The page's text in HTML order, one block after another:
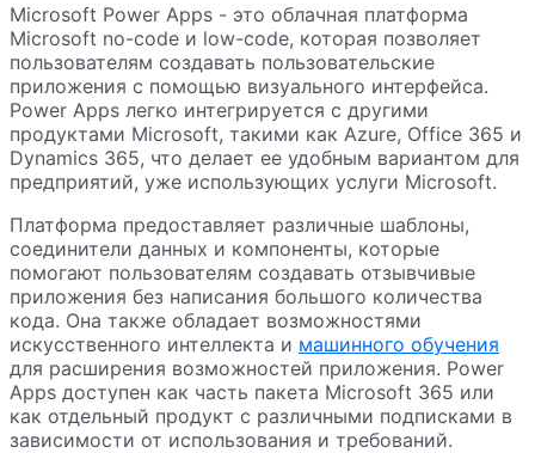
Microsoft Power Apps - это облачная платформа
Microsoft no-code и low-code, которая позволяет
пользователям создавать пользовательские
приложения с помощью визуального интерфейса.
Power Apps легко интегрируется с другими
продуктами Microsoft, такими как Azure, Office 365 и
Dynamics 365, что делает ее удобным вариантом для
предприятий, уже использующих услуги Microsoft.
Платформа предоставляет различные шаблоны,
соединители данных и компоненты, которые
помогают пользователям создавать отзывчивые
приложения без написания большого количества
кода. Она также обладает возможностями
искусственного интеллекта и машинного обучения
для расширения возможностей приложения. Power
Apps доступен как часть пакета Microsoft 365 или
как отдельный продукт с различными подписками в
зависимости от использования и требований.